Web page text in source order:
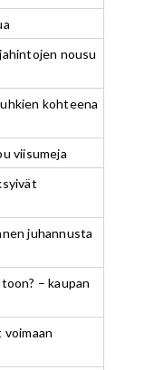
nousu
kohteena
viisumeja
juhannusta
– kaupan